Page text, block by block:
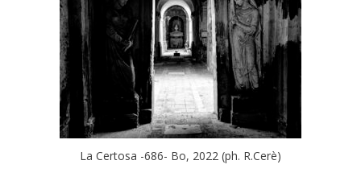
La Certosa -686- Bo, 2022 (ph. R.Cerè)